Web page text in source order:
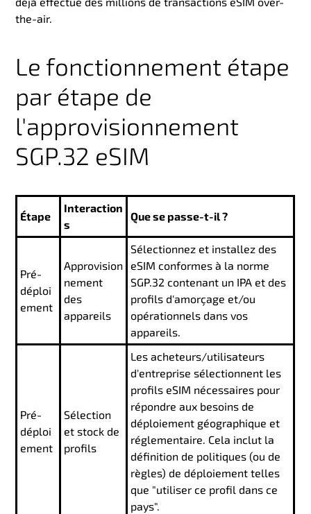
the-air.
Le fonctionnement étape
par étape de
l'approvisionnement
SGP.32 eSIM
Étape
Interaction
s
Que se passe-t-il ?
Pré-
déploi
ement
Approvision
nement
des
appareils
Sélectionnez et installez des
eSIM conformes à la norme
SGP.32 contenant un IPA et des
profils d'amorçage et/ou
opérationnels dans vos
appareils.
Pré-
déploi
ement
Sélection
et stock de
profils
Les acheteurs/utilisateurs
d'entreprise sélectionnent les
profils eSIM nécessaires pour
répondre aux besoins de
déploiement géographique et
réglementaire. Cela inclut la
définition de politiques (ou de
règles) de déploiement telles
que "utiliser ce profil dans ce
pays".